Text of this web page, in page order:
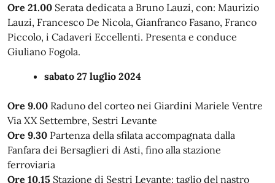
Ore 21.00 Serata dedicata a Bruno Lauzi, con: Maurizio
Lauzi, Francesco De Nicola, Gianfranco Fasano, Franco
Piccolo, i Cadaveri Eccellenti. Presenta e conduce
Giuliano Fogola.
sabato 27 luglio 2024
Ore 9.00 Raduno del corteo nei Giardini Mariele Ventre
Via XX Settembre, Sestri Levante
Ore 9.30 Partenza della sfilata accompagnata dalla
Fanfara dei Bersaglieri di Asti, fino alla stazione
ferroviaria
Ore 10.15 Stazione di Sestri Levante: taglio del nastro